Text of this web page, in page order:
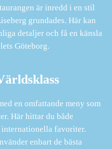
är inredd i en stil
grundades. Här kan
detaljer och få en känsla
Göteborg.
en omfattande meny som
Här hittar du både
internationella favoriter.
enbart de bästa